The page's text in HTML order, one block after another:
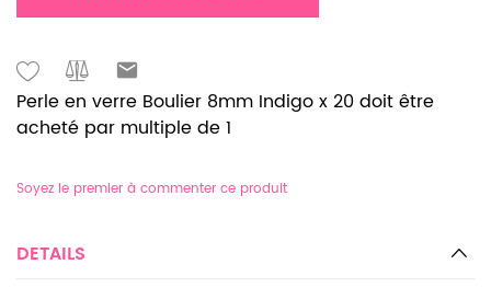
Perle en verre Boulier 8mm Indigo x 20 doit être
acheté par multiple de 1
Soyez le premier à commenter ce produit
DETAILS